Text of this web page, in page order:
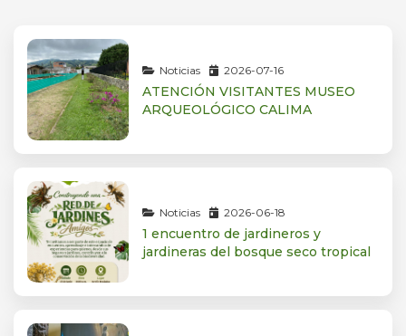
Noticias 2026-07-16
ATENCIÓN VISITANTES MUSEO
ARQUEOLÓGICO CALIMA
Noticias 2026-06-18
1 encuentro de jardineros y
jardineras del bosque seco tropical